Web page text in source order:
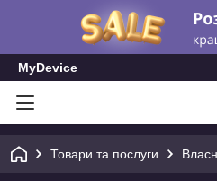
MyDevice
Товари та послуги